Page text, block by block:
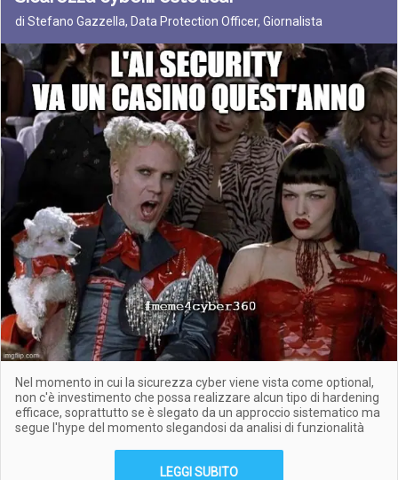
di Stefano Gazzella, Data Protection Officer, Giornalista
Nel momento in cui la sicurezza cyber viene vista come optional,
non c'è investimento che possa realizzare alcun tipo di hardening
efficace, soprattutto se è slegato da un approccio sistematico ma
segue l'hype del momento slegandosi da analisi di funzionalità
LEGGI SUBITO